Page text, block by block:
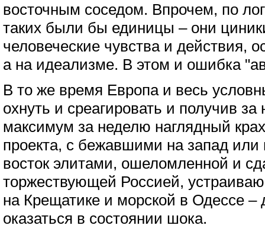
восточным соседом. Впрочем, по
таких были бы единицы – они
человеческие чувства и действия,
а на идеализме. В этом и ошибка
В то же время Европа и весь
охнуть и среагировать и получив за
максимум за неделю наглядный крах
проекта, с бежавшими на запад
восток элитами, ошеломленной и
торжествующей Россией,
на Крещатике и морской в Одессе
оказаться в состоянии шока.